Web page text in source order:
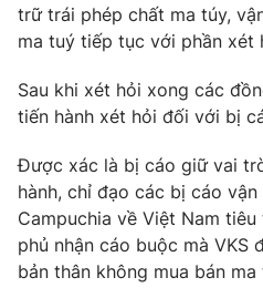
Góc doanh nghiệp
Truyền hình
Hậu trường
Nhân vật
Khán giả
Giải sao mai
Giải trí
Âm nhạc
Sao
Đời sống
Du lịch
Làm đẹp
Chất lượng cuộc sống
Giáo dục
Tuyển sinh
Công nghệ
trữ trái phép chất ma túy,
ma tuý tiếp tục với phần xét
Sau khi xét hỏi xong các
tiến hành xét hỏi đối với bị
Được xác là bị cáo giữ vai
hành, chỉ đạo các bị cáo
Campuchia về Việt Nam
phủ nhận cáo buộc mà VKS
bản thân không mua bán ma